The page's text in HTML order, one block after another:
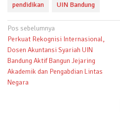
pendidikan UIN Bandung
Navigasi
pos
Pos sebelumnya
Perkuat Rekognisi Internasional,
Dosen Akuntansi Syariah UIN
Bandung Aktif Bangun Jejaring
Akademik dan Pengabdian Lintas
Negara